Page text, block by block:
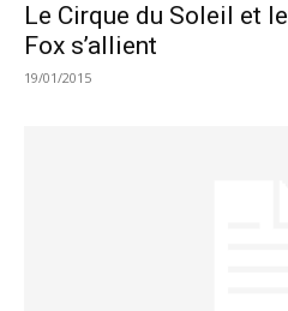
Le Cirque du Soleil et
Fox s’allient
19/01/2015